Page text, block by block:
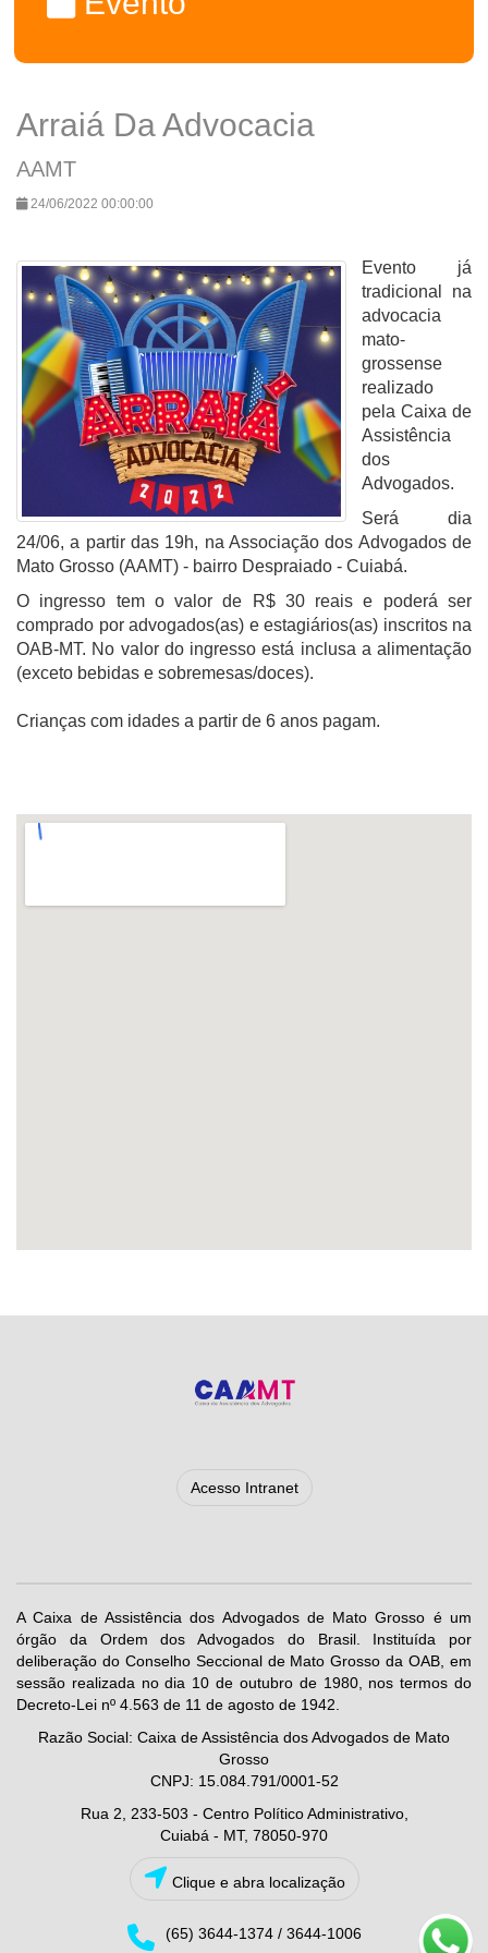
Arraiá Da Advocacia
AAMT
24/06/2022 00:00:00
Evento já
tradicional na
advocacia
mato-
grossense
realizado
pela Caixa de
Assistência
dos
Advogados.
Será dia
24/06, a partir das 19h, na Associação dos Advogados de
Mato Grosso (AAMT) - bairro Despraiado - Cuiabá.
O ingresso tem o valor de R$ 30 reais e poderá ser
comprado por advogados(as) e estagiários(as) inscritos na
OAB-MT. No valor do ingresso está inclusa a alimentação
(exceto bebidas e sobremesas/doces).
Crianças com idades a partir de 6 anos pagam.
Acesso Intranet
A Caixa de Assistência dos Advogados de Mato Grosso é um
órgão da Ordem dos Advogados do Brasil. Instituída por
deliberação do Conselho Seccional de Mato Grosso da OAB, em
sessão realizada no dia 10 de outubro de 1980, nos termos do
Decreto-Lei nº 4.563 de 11 de agosto de 1942.
Razão Social: Caixa de Assistência dos Advogados de Mato
Grosso
CNPJ: 15.084.791/0001-52
Rua 2, 233-503 - Centro Político Administrativo,
Cuiabá - MT, 78050-970
Clique e abra localização
(65) 3644-1374 / 3644-1006